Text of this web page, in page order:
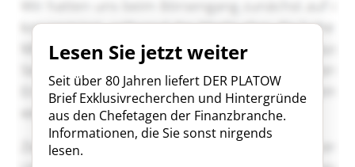
Lesen Sie jetzt weiter
Seit über 80 Jahren liefert DER PLATOW
Brief Exklusivrecherchen und Hintergründe
aus den Chefetagen der Finanzbranche.
Informationen, die Sie sonst nirgends
lesen.